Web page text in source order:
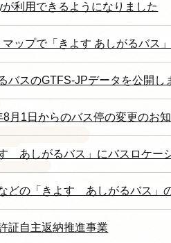
が利用できるようになりました
マップで「きよす あしがるバス
バスのGTFS-JPデータを公開し
8月1日からのバス停の変更のお
す あしがるバス」にバスロケー
どの「きよす あしがるバス」
証自主返納推進事業